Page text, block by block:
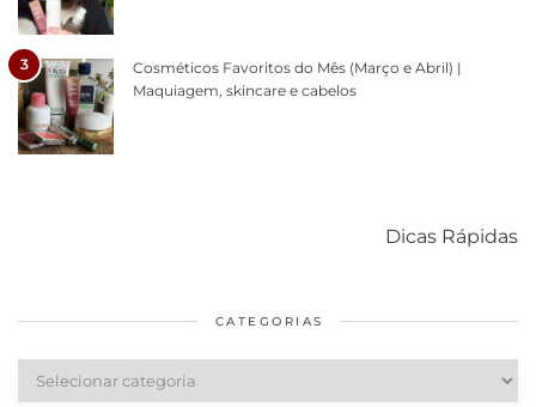
3
Cosméticos Favoritos do Mês (Março e Abril) |
Maquiagem, skincare e cabelos
Dicas Rápidas
diários
cabelos
CATEGORIAS
Categorias